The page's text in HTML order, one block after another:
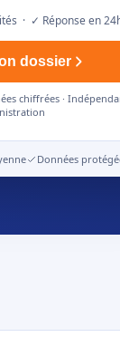
· ✓ Réponse en
dossier
chiffrées ·
Données